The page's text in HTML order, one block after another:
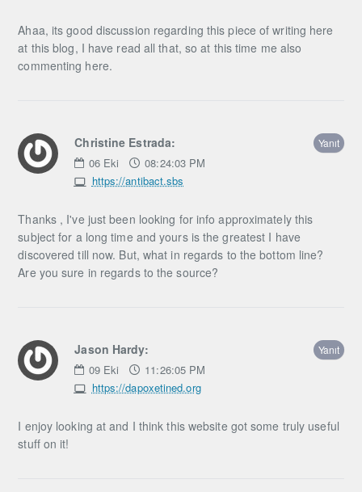
Ahaa, its good discussion regarding this piece of writing here
at this blog, I have read all that, so at this time me also
commenting here.
Christine Estrada:
06 Eki
08:24:03 PM
https://antibact.sbs
Yanıt
Thanks , I've just been looking for info approximately this
subject for a long time and yours is the greatest I have
discovered till now. But, what in regards to the bottom line?
Are you sure in regards to the source?
Jason Hardy:
09 Eki
11:26:05 PM
https://dapoxetined.org
Yanıt
I enjoy looking at and I think this website got some truly useful
stuff on it!